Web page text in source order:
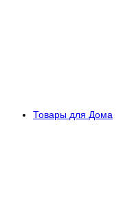
Товары для Дома